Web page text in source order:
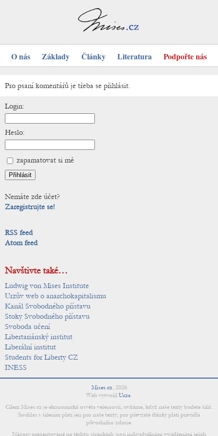
O nás Základy Články Literatura Podpořte nás
Pro psaní komentářů je třeba se přihlásit.
Login:
Heslo:
zapamatovat si mě
Nemáte zde účet?
Zaregistrujte se!
RSS feed
Atom feed
Navštivte také…
Ludwig von Mises Institute
Urzův web o anarchokapitalismu
Kanál Svobodného přístavu
Stoky Svobodného přístavu
Svoboda učení
Libertariánský institut
Liberální institut
Students for Liberty CZ
INESS
Mises.cz, 2026
Web vytvořil Urza.
Cílem Mises.cz je ekonomická osvěta veřejnosti; uvítáme, když naše texty budete šířit.
Souhlas s šířením platí jen pro naše texty; pro převzaté články platí pravidla
původního zdroje.
Názory prezentované na těchto stránkách jsou individuálními vyjádřeními jejich